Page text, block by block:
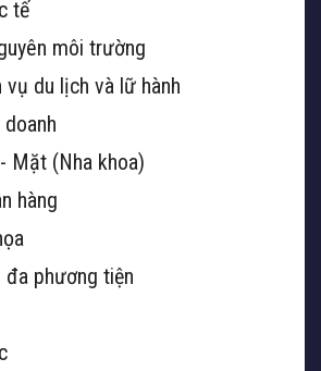
tế
môi trường
vụ du lịch và lữ hành
Mặt (Nha khoa)
hàng
đa phương tiện